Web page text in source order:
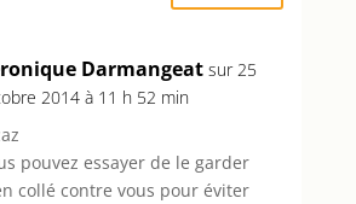
Darmangeat sur 25
2014 à 11 h 52 min
pouvez essayer de le garder
collé contre vous pour éviter